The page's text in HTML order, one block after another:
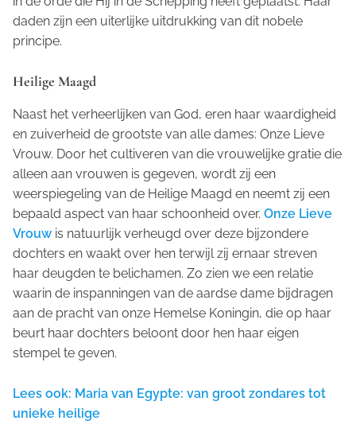
daden zijn een uiterlijke uitdrukking van dit nobele
principe.
Heilige Maagd
Naast het verheerlijken van God, eren haar waardigheid
en zuiverheid de grootste van alle dames: Onze Lieve
Vrouw. Door het cultiveren van die vrouwelijke gratie die
alleen aan vrouwen is gegeven, wordt zij een
weerspiegeling van de Heilige Maagd en neemt zij een
bepaald aspect van haar schoonheid over. Onze Lieve
Vrouw is natuurlijk verheugd over deze bijzondere
dochters en waakt over hen terwijl zij ernaar streven
haar deugden te belichamen. Zo zien we een relatie
waarin de inspanningen van de aardse dame bijdragen
aan de pracht van onze Hemelse Koningin, die op haar
beurt haar dochters beloont door hen haar eigen
stempel te geven.
Lees ook: Maria van Egypte: van groot zondares tot
unieke heilige